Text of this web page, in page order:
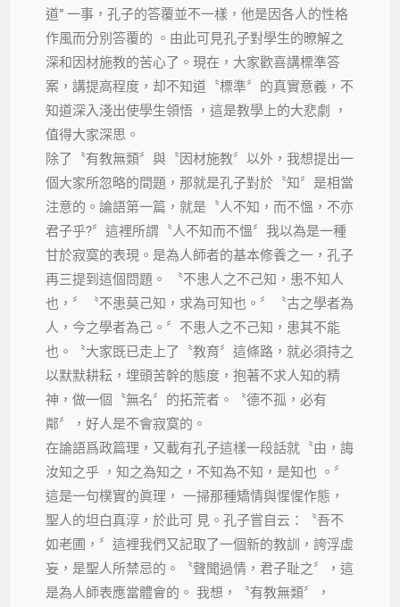
道” 一事，孔子的答覆並不一樣，他是因各人的性格
作風而分別答覆的 。由此可見孔子對學生的暸解之
深和因材施教的苦心了。現在，大家歡喜講標準答
案，講提高程度，却不知道〝標準〞的真實意義，不
知道深入淺出使學生領悟 ，這是教學上的大悲劇 ，
值得大家深思。
除了〝有教無類〞與〝因材施教〞以外，我想提出一
個大家所忽略的間題，那就是孔子對於〝知〞是相當
注意的。論語第一篇，就是〝人不知，而不慍，不亦
君子乎?〞這裡所謂〝人不知而不慍〞我以為是一種
甘於寂寞的表現。是為人師者的基本修養之一，孔子
再三提到這個問題。 〝不患人之不己知，患不知人
也，〞〝不患莫己知，求為可知也。〞〝古之學者為
人，今之學者為己。〞不患人之不己知，患其不能
也。〝大家既已走上了〝教育〞這條路，就必須持之
以默默耕耘，埋頭苦幹的態度，抱著不求人知的精
神，做一個〝無名〞的拓荒者。〝德不孤，必有
鄰〞，好人是不會寂寞的。
在論語爲政篇理，又載有孔子這樣一段話就〝由，誨
汝知之乎 ，知之為知之，不知為不知，是知也 。〞
這是一句樸實的眞理， 一掃那種矯情與惺惺作態，
聖人的坦白真淳，於此可 見。孔子嘗自云：〝吾不
如老圃，〞這裡我們又記取了一個新的教訓，誇浮虛
妄，是聖人所禁忌的。〝聲聞過情，君子耻之〞，這
是為人師表應當體會的。 我想，〝有教無類〞，